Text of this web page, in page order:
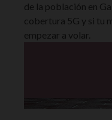
de la población en
cobertura 5G y si tu
empezar a volar.